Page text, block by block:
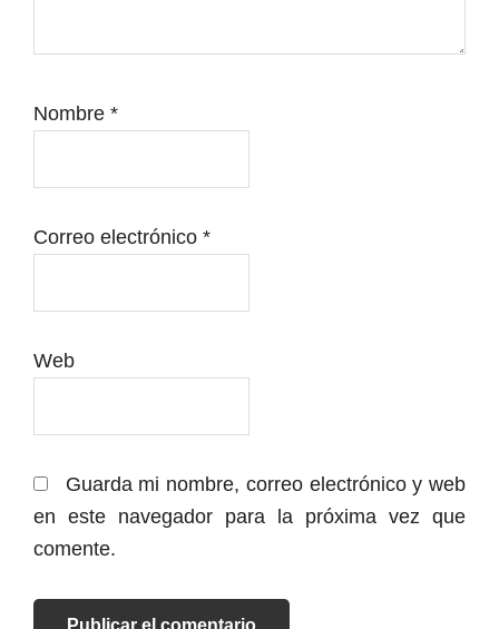
Nombre *
Correo electrónico *
Web
Guarda mi nombre, correo electrónico y web
en este navegador para la próxima vez que
comente.